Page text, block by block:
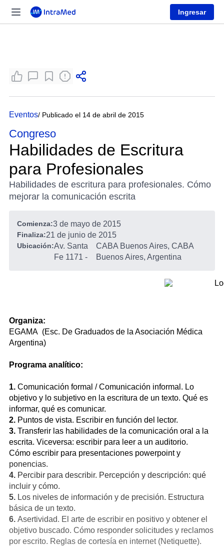
Ingresar
Eventos/ Publicado el 14 de abril de 2015
Congreso
Habilidades de Escritura
para Profesionales
Habilidades de escritura para profesionales. Cómo
mejorar la comunicación escrita
Comienza:3 de mayo de 2015
Finaliza:21 de junio de 2015
Ubicación:Av. Santa
Fe 1171 -
CABA Buenos Aires, CABA
Buenos Aires, Argentina
Organiza:
EGAMA (Esc. De Graduados de la Asociación Médica
Argentina)
Programa analítico:
1. Comunicación formal / Comunicación informal. Lo
objetivo y lo subjetivo en la escritura de un texto. Qué es
informar, qué es comunicar.
2. Puntos de vista. Escribir en función del lector.
3. Transferir las habilidades de la comunicación oral a la
escrita. Viceversa: escribir para leer a un auditorio.
Cómo escribir para presentaciones powerpoint y
ponencias.
4. Percibir para describir. Percepción y descripción: qué
incluir y cómo.
5. Los niveles de información y de precisión. Estructura
básica de un texto.
6. Asertividad. El arte de escribir en positivo y obtener el
objetivo buscado. Cómo responder solicitudes y reclamos
por escrito. Reglas de cortesía en internet (Netiquette).